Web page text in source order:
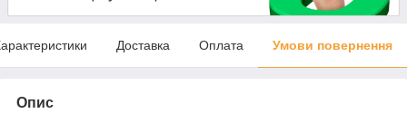
Доставка Оплата Умови повернення
Опис